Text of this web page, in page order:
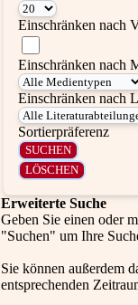
Einschränken nach
Einschränken nach
Einschränken nach
Sortierpräferenz
Erweiterte Suche
Geben Sie einen oder
"Suchen" um Ihre
Sie können außerdem
entsprechenden